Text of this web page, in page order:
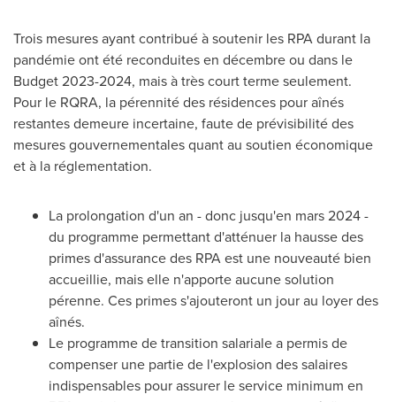
Trois mesures ayant contribué à soutenir les RPA durant la
pandémie ont été reconduites en décembre ou dans le
Budget 2023-2024, mais à très court terme seulement.
Pour le RQRA, la pérennité des résidences pour aînés
restantes demeure incertaine, faute de prévisibilité des
mesures gouvernementales quant au soutien économique
et à la réglementation.
La prolongation d'un an - donc jusqu'en mars 2024 -
du programme permettant d'atténuer la hausse des
primes d'assurance des RPA est une nouveauté bien
accueillie, mais elle n'apporte aucune solution
pérenne. Ces primes s'ajouteront un jour au loyer des
aînés.
Le programme de transition salariale a permis de
compenser une partie de l'explosion des salaires
indispensables pour assurer le service minimum en